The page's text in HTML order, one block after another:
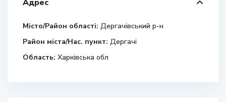
Адрес
Місто/Район області: Дергачівський р-н
Район міста/Нас. пункт: Дергачі
Область: Харківська обл